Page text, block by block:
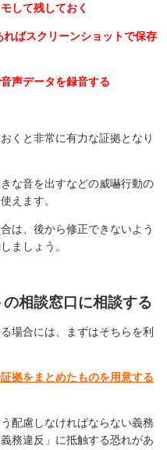
して残しておく
ばスクリーンショットで保存
声データを録音する
くと非常に有力な証拠となり
な音を出すなどの威嚇行動の
えます。
は、後から修正できないよう
ましょう。
相談窓口に相談する
場合には、まずはそちらを利
拠をまとめたものを用意する
配慮しなければならない義務
務違反」に抵触する恐れがあ